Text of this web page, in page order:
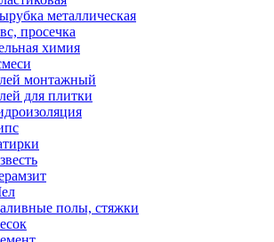
металлическая
просечка
химия
монтажный
для плитки
полы, стяжки